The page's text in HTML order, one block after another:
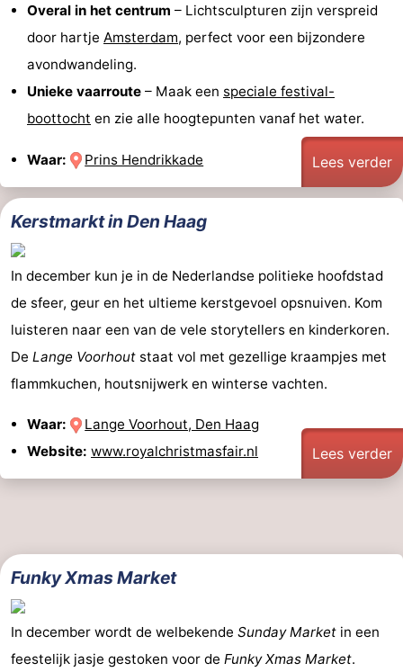
Overal in het centrum – Lichtsculpturen zijn verspreid
door hartje Amsterdam, perfect voor een bijzondere
avondwandeling.
Unieke vaarroute – Maak een speciale festival-
boottocht en zie alle hoogtepunten vanaf het water.
Waar: Prins Hendrikkade Lees verder
Kerstmarkt in Den Haag
In december kun je in de Nederlandse politieke hoofdstad
de sfeer, geur en het ultieme kerstgevoel opsnuiven. Kom
luisteren naar een van de vele storytellers en kinderkoren.
De Lange Voorhout staat vol met gezellige kraampjes met
flammkuchen, houtsnijwerk en winterse vachten.
Waar:
Lange Voorhout, Den Haag
Website: www.royalchristmasfair.nl Lees verder
Funky Xmas Market
In december wordt de welbekende Sunday Market in een
feestelijk jasje gestoken voor de Funky Xmas Market.